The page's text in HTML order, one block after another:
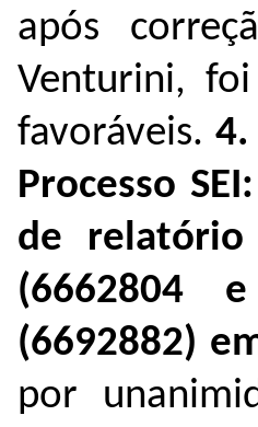
após
Venturini, foi
favoráveis.4.
Processo SEI:
de relatório
(6662804
(6692882)
por